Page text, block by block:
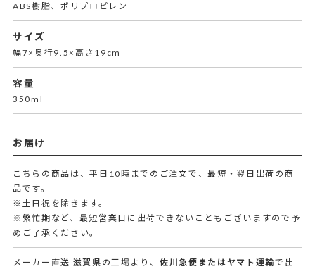
ABS樹脂、ポリプロピレン
サイズ
幅7×奥行9.5×高さ19cm
容量
350ml
お届け
こちらの商品は、平日10時までのご注文で、最短・翌日出荷の商
品です。
※土日祝を除きます。
※繁忙期など、最短営業日に出荷できないこともございますので予
めご了承ください。
メーカー直送 滋賀県 の工場より、 佐川急便またはヤマト運輸で出